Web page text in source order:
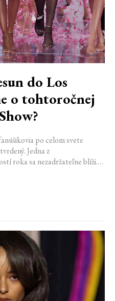
do Los
o tohtoročnej
po celom svete
Jedna z
roka sa nezadržateľne blíži.
miesto konania